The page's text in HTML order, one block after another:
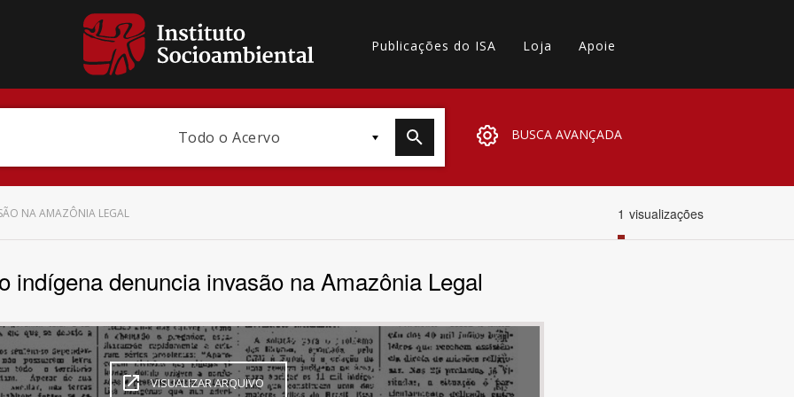
Publicações do ISA Loja Apoie
Todo o Acervo BUSCA AVANÇADA
Subtema
NA AMAZÔNIA LEGAL 1 visualizações
indígena denuncia invasão na Amazônia Legal
VISUALIZAR ARQUIVO